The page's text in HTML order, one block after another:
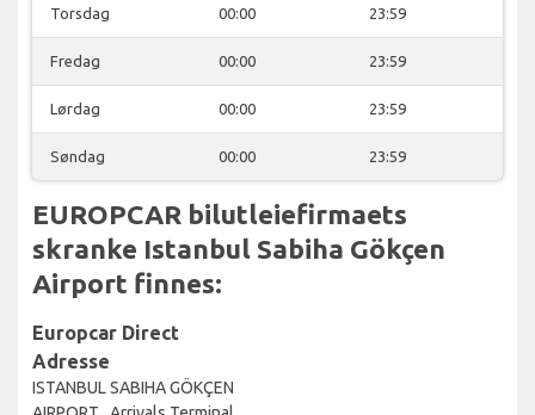
Torsdag 00:00 23:59
Fredag 00:00 23:59
Lørdag 00:00 23:59
Søndag 00:00 23:59
EUROPCAR bilutleiefirmaets
skranke Istanbul Sabiha Gökçen
Airport finnes:
Europcar Direct
Adresse
ISTANBUL SABIHA GÖKÇEN